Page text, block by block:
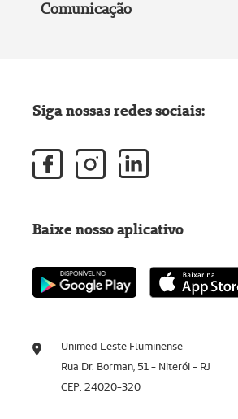
Comunicação
Unimed Leste Fluminense
Rua Dr. Borman, 51 - Niterói - RJ
CEP: 24020-320
Siga nossas redes sociais:
Baixe nosso aplicativo